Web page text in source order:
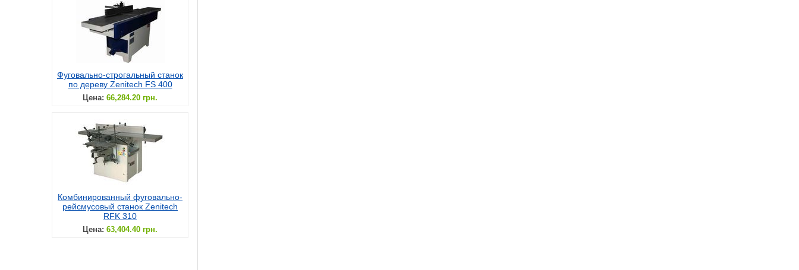
Фуговально-строгальный станок
по дереву Zenitech FS 400
Цена: 66,284.20 грн.
Комбинированный фуговально-
рейсмусовый станок Zenitech
RFK 310
Цена: 63,404.40 грн.